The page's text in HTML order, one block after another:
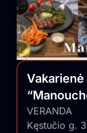
Vakarienė
VERANDA
Kęstučio g.